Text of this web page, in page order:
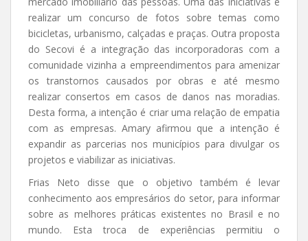
realizar um concurso de fotos sobre temas como
bicicletas, urbanismo, calçadas e praças. Outra proposta
do Secovi é a integração das incorporadoras com a
comunidade vizinha a empreendimentos para amenizar
os transtornos causados por obras e até mesmo
realizar consertos em casos de danos nas moradias.
Desta forma, a intenção é criar uma relação de empatia
com as empresas. Amary afirmou que a intenção é
expandir as parcerias nos municípios para divulgar os
projetos e viabilizar as iniciativas.
Frias Neto disse que o objetivo também é levar
conhecimento aos empresários do setor, para informar
sobre as melhores práticas existentes no Brasil e no
mundo. Esta troca de experiências permitiu o